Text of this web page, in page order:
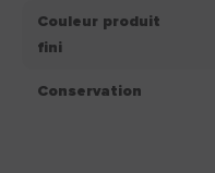
Couleur produit
fini
Conservation